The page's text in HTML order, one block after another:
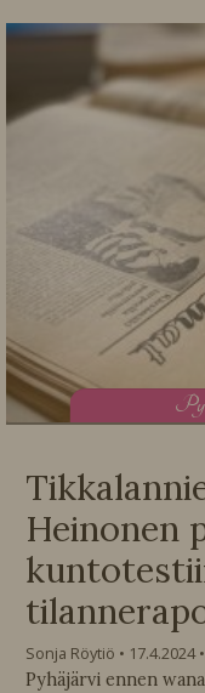
P
Heinonen
Sonja Röytiö 17.4.2024
Pyhäjärvi ennen